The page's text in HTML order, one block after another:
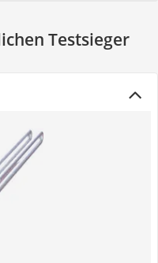
Testsieger